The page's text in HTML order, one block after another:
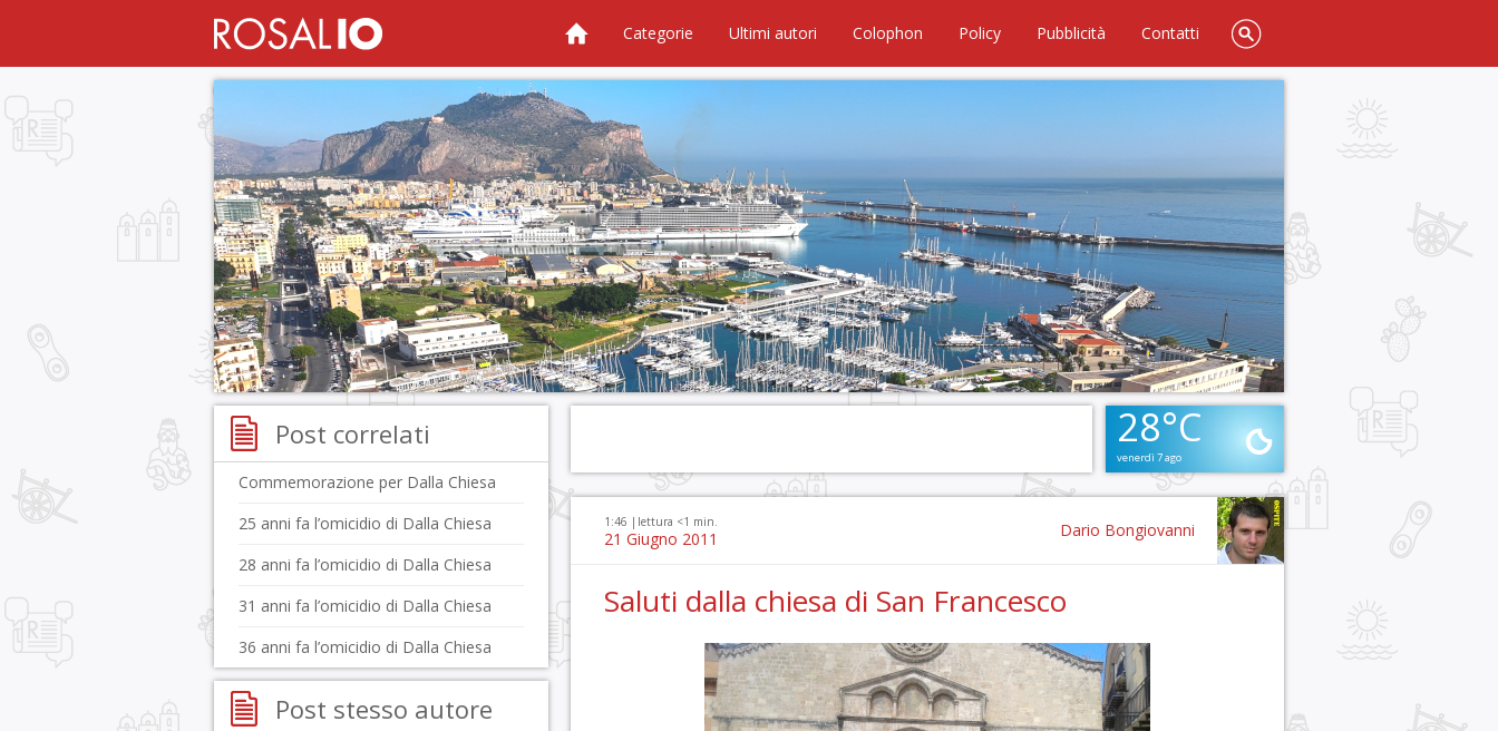
Categorie Ultimi autori Colophon Policy Pubblicità Contatti
28°C
venerdì 7 ago
1:46 | lettura <1 min.
21 Giugno 2011 Dario Bongiovanni
Saluti dalla chiesa di San Francesco
Post correlati
Commemorazione per Dalla Chiesa
25 anni fa l’omicidio di Dalla Chiesa
28 anni fa l’omicidio di Dalla Chiesa
31 anni fa l’omicidio di Dalla Chiesa
36 anni fa l’omicidio di Dalla Chiesa
Post stesso autore